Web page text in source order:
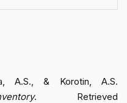
A.S., & Korotin, A.S.
. Retrieved